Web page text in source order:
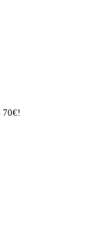
70€!